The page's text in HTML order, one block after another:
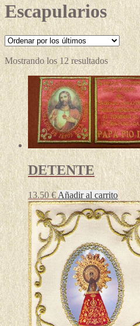
Escapularios
Mostrando los 12 resultadosOrdenado
por
los
últimos
DETENTE
13.50€ Añadir al carrito